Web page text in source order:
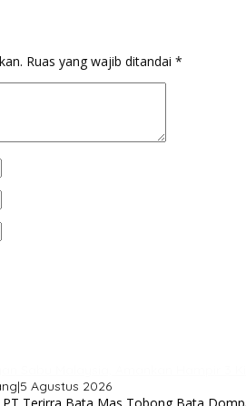
Ruas yang wajib ditandai *
|5 Agustus 2026